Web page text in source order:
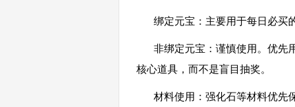
绑定元宝：主要用于每日必买
非绑定元宝：谨慎使用。优先
核心道具，而不是盲目抽奖。
材料使用：强化石等材料优先